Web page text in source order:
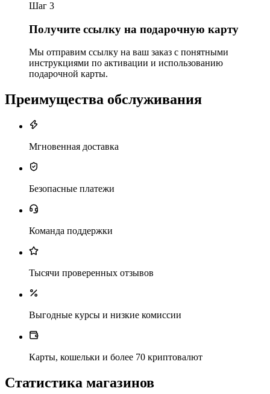
Шаг 3
Получите ссылку на подарочную карту
Мы отправим ссылку на ваш заказ с понятными
инструкциями по активации и использованию
подарочной карты.
Преимущества обслуживания
Мгновенная доставка
Безопасные платежи
Команда поддержки
Тысячи проверенных отзывов
Выгодные курсы и низкие комиссии
Карты, кошельки и более 70 криптовалют
Статистика магазинов